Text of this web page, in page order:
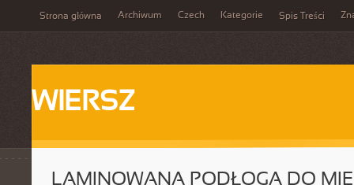
Strona główna Archiwum Czech Kategorie Spis Treści
WIERSZ
LAMINOWANA PODŁOGA DO